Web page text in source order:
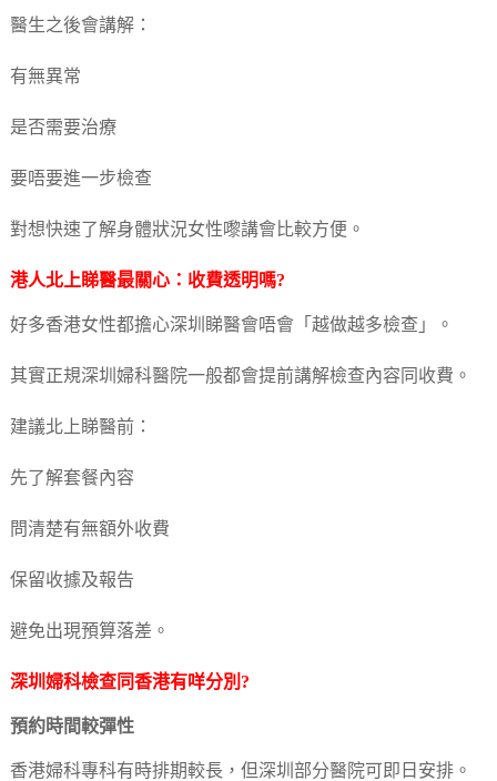
醫生之後會講解：
有無異常
是否需要治療
要唔要進一步檢查
對想快速了解身體狀況女性嚟講會比較方便。
港人北上睇醫最關心：收費透明嗎?
好多香港女性都擔心深圳睇醫會唔會「越做越多檢查」。
其實正規深圳婦科醫院一般都會提前講解檢查內容同收費。
建議北上睇醫前：
先了解套餐內容
問清楚有無額外收費
保留收據及報告
避免出現預算落差。
深圳婦科檢查同香港有咩分別?
預約時間較彈性
香港婦科專科有時排期較長，但深圳部分醫院可即日安排。